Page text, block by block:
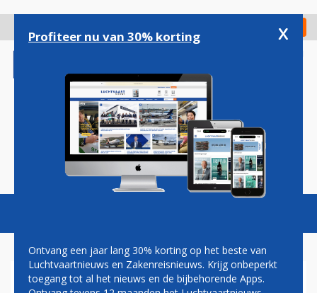
gaan
Check in
Magazine Podcasts Vacatures
Profiteer nu van 30% korting x
Ontvang een jaar lang 30% korting op het beste van
Luchtvaartnieuws en Zakenreisnieuws. Krijg onbeperkt
toegang tot al het nieuws en de bijbehorende Apps.